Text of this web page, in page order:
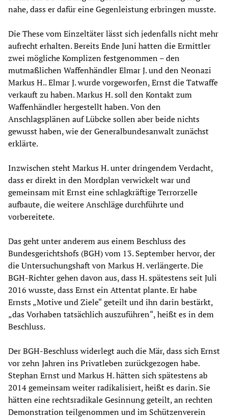
nahe, dass er dafür eine Gegenleistung erbringen musste.
Die These vom Einzeltäter lässt sich jedenfalls nicht mehr
aufrecht erhalten. Bereits Ende Juni hatten die Ermittler
zwei mögliche Komplizen festgenommen – den
mutmaßlichen Waffenhändler Elmar J. und den Neonazi
Markus H.. Elmar J. wurde vorgeworfen, Ernst die Tatwaffe
verkauft zu haben. Markus H. soll den Kontakt zum
Waffenhändler hergestellt haben. Von den
Anschlagsplänen auf Lübcke sollen aber beide nichts
gewusst haben, wie der Generalbundesanwalt zunächst
erklärte.
Inzwischen steht Markus H. unter dringendem Verdacht,
dass er direkt in den Mordplan verwickelt war und
gemeinsam mit Ernst eine schlagkräftige Terrorzelle
aufbaute, die weitere Anschläge durchführte und
vorbereitete.
Das geht unter anderem aus einem Beschluss des
Bundesgerichtshofs (BGH) vom 13. September hervor, der
die Untersuchungshaft von Markus H. verlängerte. Die
BGH-Richter gehen davon aus, dass H. spätestens seit Juli
2016 wusste, dass Ernst ein Attentat plante. Er habe
Ernsts „Motive und Ziele“ geteilt und ihn darin bestärkt,
„das Vorhaben tatsächlich auszuführen“, heißt es in dem
Beschluss.
Der BGH-Beschluss widerlegt auch die Mär, dass sich Ernst
vor zehn Jahren ins Privatleben zurückgezogen habe.
Stephan Ernst und Markus H. hätten sich spätestens ab
2014 gemeinsam weiter radikalisiert, heißt es darin. Sie
hätten eine rechtsradikale Gesinnung geteilt, an rechten
Demonstration teilgenommen und im Schützenverein